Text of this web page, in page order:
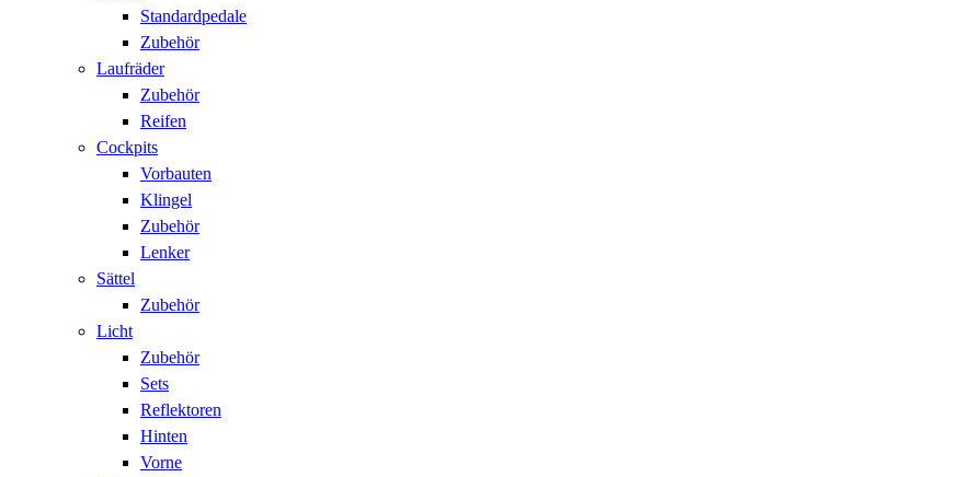
Standardpedale
Zubehör
Laufräder
Zubehör
Reifen
Cockpits
Vorbauten
Klingel
Zubehör
Lenker
Sättel
Zubehör
Licht
Zubehör
Sets
Reflektoren
Hinten
Vorne